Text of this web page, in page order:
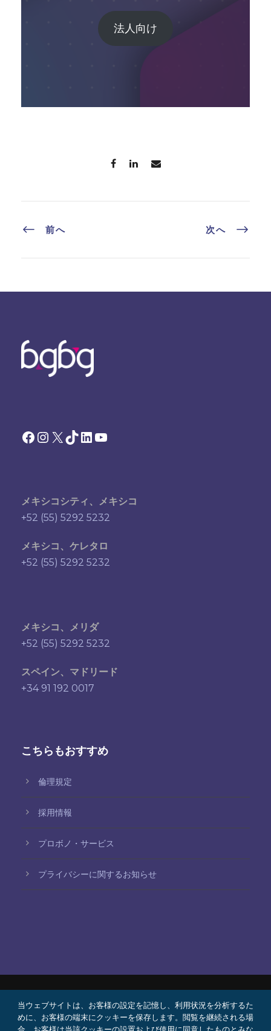
法人向け
前へ 次へ
Facebook Instagram X TikTok LinkedIn YouTube
メキシコシティ、メキシコ
+52 (55) 5292 5232
メキシコ、ケレタロ
+52 (55) 5292 5232
メキシコ、メリダ
+52 (55) 5292 5232
スペイン、マドリード
+34 91 192 0017
こちらもおすすめ
倫理規定
採用情報
プロボノ・サービス
プライバシーに関するお知らせ
© 2026 Bello, Gallardo, Bonequi y García,
S.C.
当ウェブサイトは、お客様の設定を記憶し、利用状況を分析するた
めに、お客様の端末にクッキーを保存します。閲覧を継続される場